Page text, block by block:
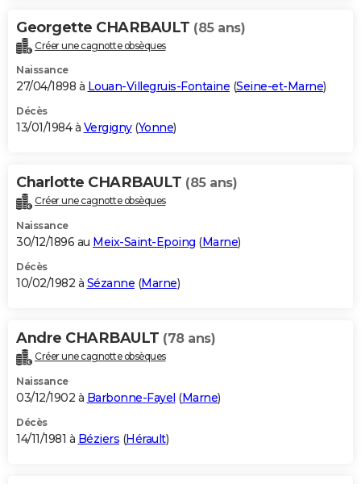
Georgette CHARBAULT (85 ans)
Créer une cagnotte obsèques
Naissance
27/04/1898 à Louan-Villegruis-Fontaine (Seine-et-Marne)
Décès
13/01/1984 à Vergigny(Yonne)
Charlotte CHARBAULT (85 ans)
Créer une cagnotte obsèques
Naissance
30/12/1896 au Meix-Saint-Epoing (Marne)
Décès
10/02/1982 à Sézanne (Marne)
Andre CHARBAULT (78 ans)
Créer une cagnotte obsèques
Naissance
03/12/1902 à Barbonne-Fayel (Marne)
Décès
14/11/1981 à Béziers (Hérault)